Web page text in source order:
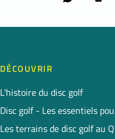
DÉCOUVRIR
L'histoire du disc golf
Disc golf - Les essentiels
Les terrains de disc golf au